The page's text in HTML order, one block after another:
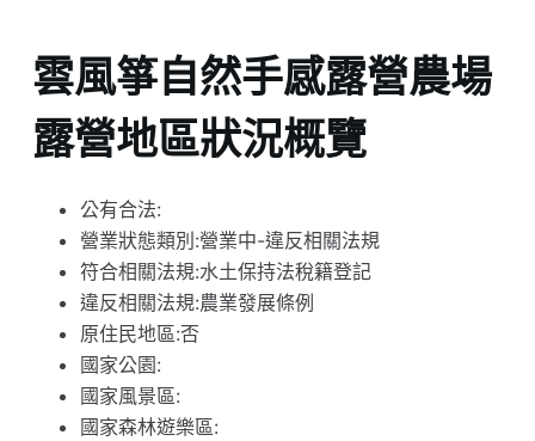
雲風箏自然手感露營農場
露營地區狀況概覽
公有合法:
營業狀態類別:營業中-違反相關法規
符合相關法規:水土保持法稅籍登記
違反相關法規:農業發展條例
原住民地區:否
國家公園:
國家風景區:
國家森林遊樂區: